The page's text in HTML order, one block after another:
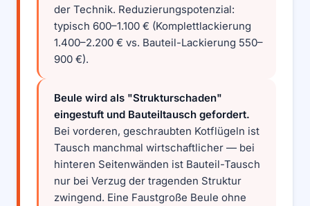
der Technik. Reduzierungspotenzial:
typisch 600–1.100 € (Komplettlackierung
1.400–2.200 € vs. Bauteil-Lackierung 550–
900 €).
Beule wird als "Strukturschaden"
eingestuft und Bauteiltausch gefordert.
Bei vorderen, geschraubten Kotflügeln ist
Tausch manchmal wirtschaftlicher — bei
hinteren Seitenwänden ist Bauteil-Tausch
nur bei Verzug der tragenden Struktur
zwingend. Eine Faustgroße Beule ohne